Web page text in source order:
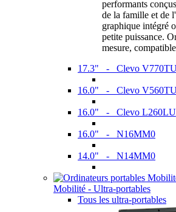
performants
de la famille et de
graphique intégré
petite puissance.
mesure,
17.3" - Clevo
16.0" - Clevo
16.0" - Clevo L260LU
16.0" - N16MM0
14.0" - N14MM0
Mobilité - Ultra-portables
Tous les ultra-portables